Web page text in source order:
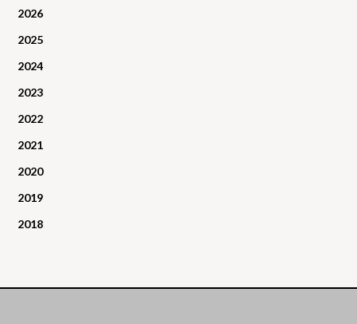
2026
2025
2024
2023
2022
2021
2020
2019
2018